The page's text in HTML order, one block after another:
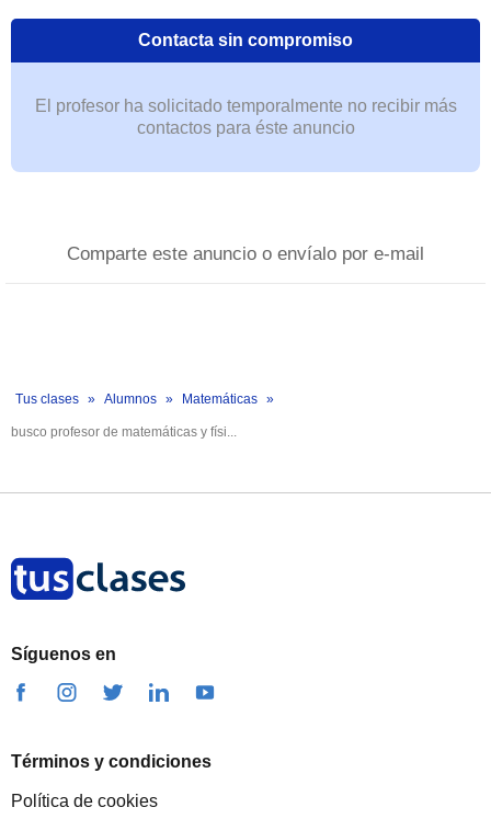
Contacta sin compromiso
El profesor ha solicitado temporalmente no recibir más
contactos para éste anuncio
Comparte este anuncio o envíalo por e-mail
Tus clases Alumnos Matemáticas
busco profesor de matemáticas y físi...
Síguenos en
Términos y condiciones
Política de cookies